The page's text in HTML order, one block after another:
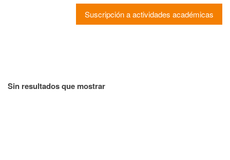
Suscripción a actividades académicas
Sin resultados que mostrar